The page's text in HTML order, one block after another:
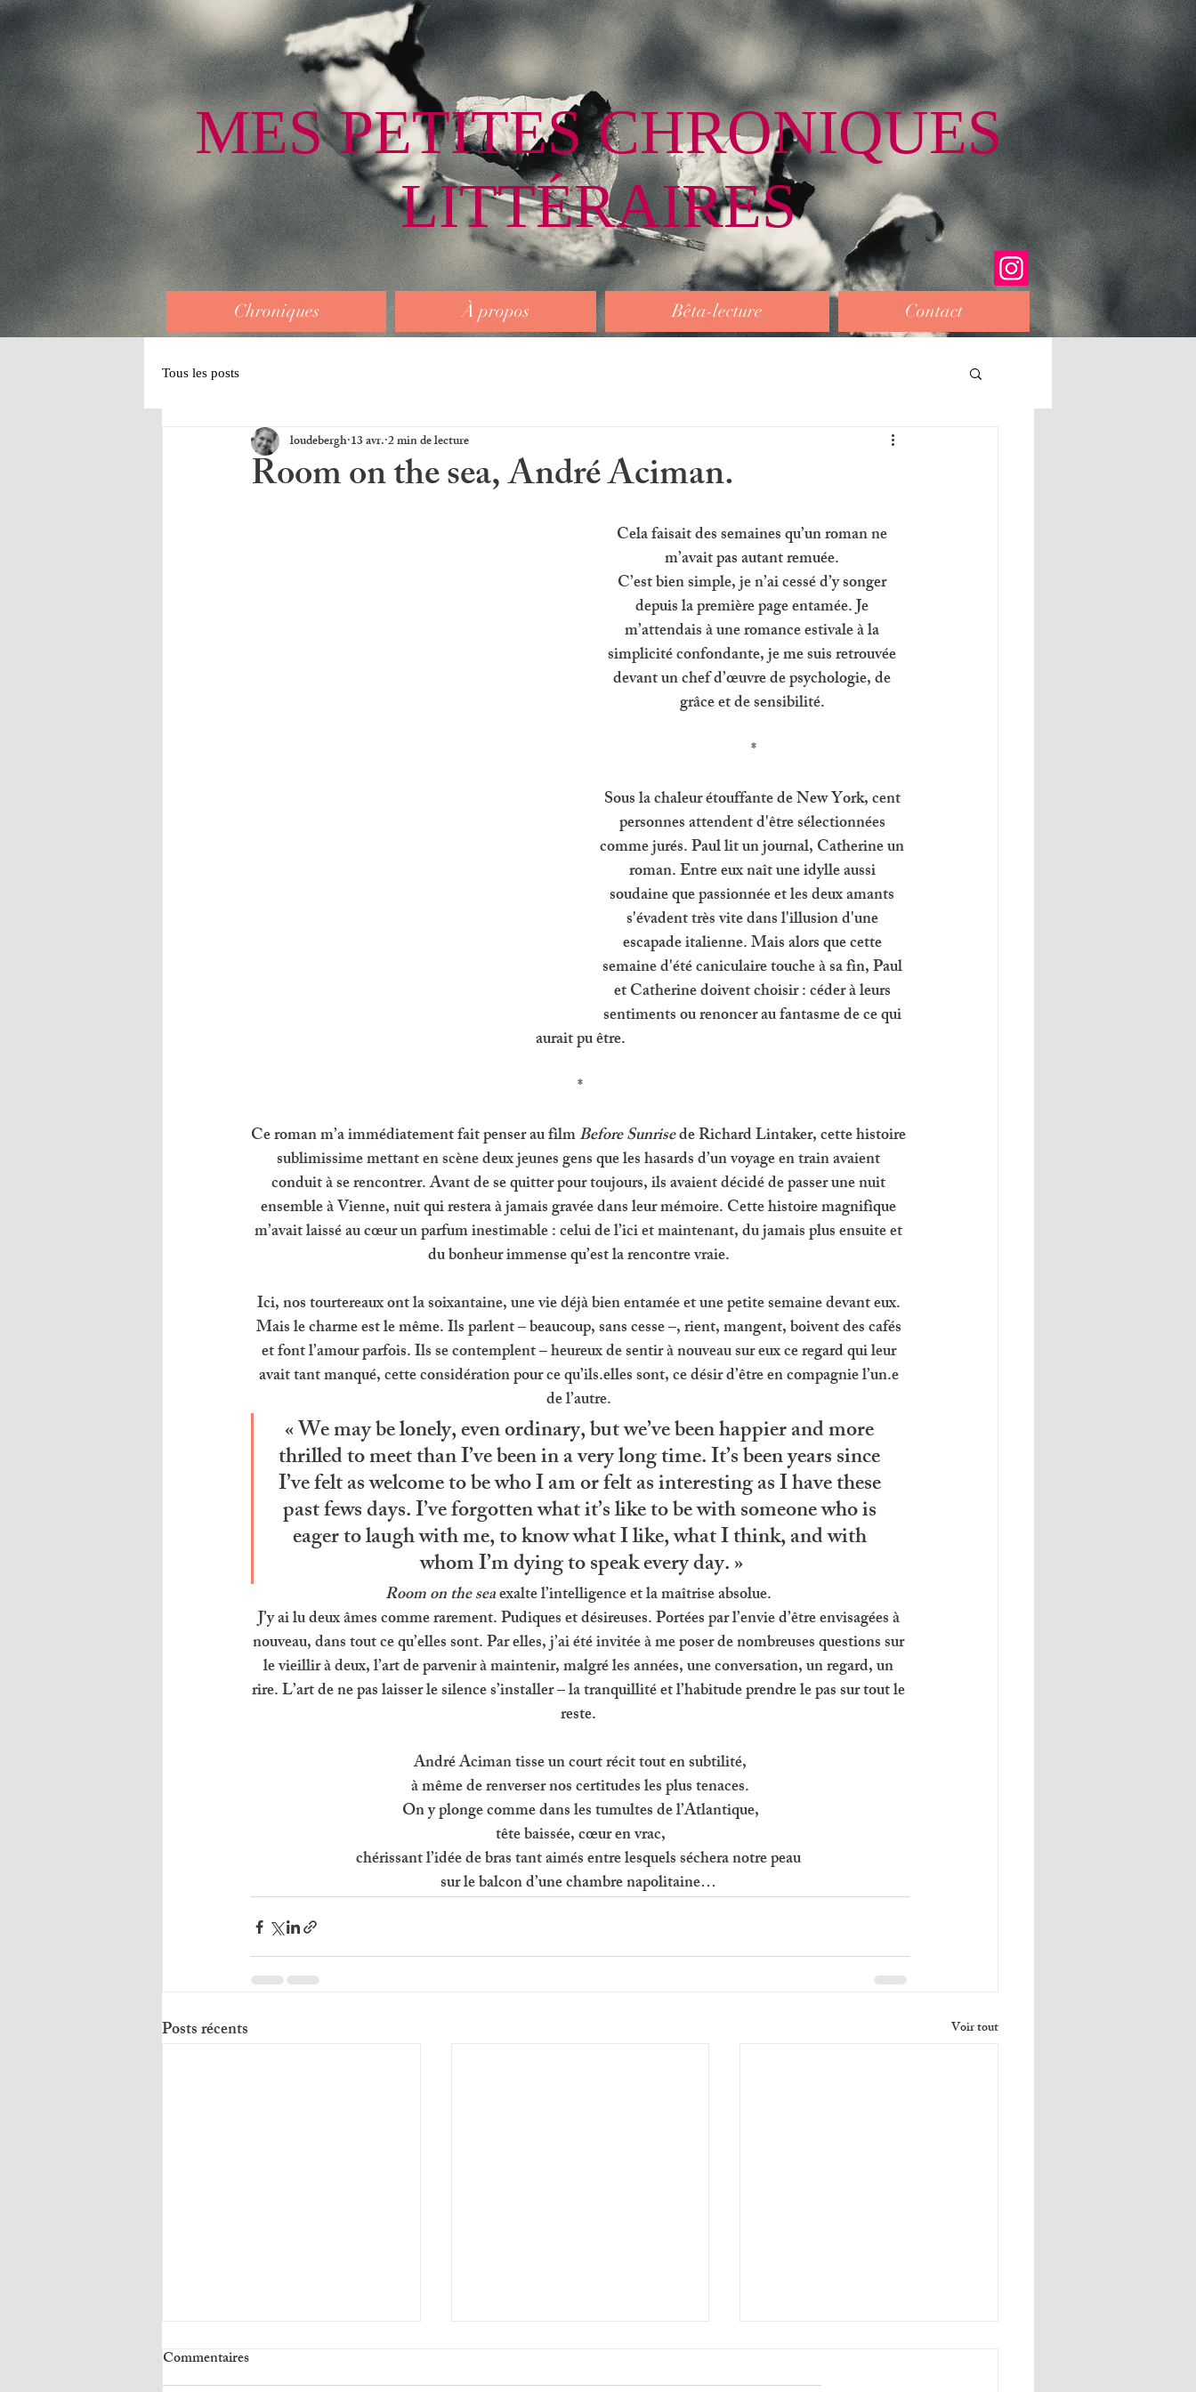
MES PETITES CHRONIQUES
LITTÉRAIRES
Chroniques À propos Bêta-lecture Contact
Tous les posts
Room on the sea, André Aciman.
loudebergh 13 avr. 2 min de lecture
Cela faisait des semaines qu’un roman ne
m’avait pas autant remuée.
C’est bien simple, je n’ai cessé d’y songer
depuis la première page entamée. Je
m’attendais à une romance estivale à la
simplicité confondante, je me suis retrouvée
devant un chef d’œuvre de psychologie, de
grâce et de sensibilité.
*
Sous la chaleur étouffante de New York, cent
personnes attendent d'être sélectionnées
comme jurés. Paul lit un journal, Catherine un
roman. Entre eux naît une idylle aussi
soudaine que passionnée et les deux amants
s'évadent très vite dans l'illusion d'une
escapade italienne. Mais alors que cette
semaine d'été caniculaire touche à sa fin, Paul
et Catherine doivent choisir : céder à leurs
sentiments ou renoncer au fantasme de ce qui
aurait pu être.
*
Ce roman m’a immédiatement fait penser au film Before Sunrise de Richard Lintaker, cette histoire
sublimissime mettant en scène deux jeunes gens que les hasards d’un voyage en train avaient
conduit à se rencontrer. Avant de se quitter pour toujours, ils avaient décidé de passer une nuit
ensemble à Vienne, nuit qui restera à jamais gravée dans leur mémoire. Cette histoire magnifique
m’avait laissé au cœur un parfum inestimable : celui de l’ici et maintenant, du jamais plus ensuite et
du bonheur immense qu’est la rencontre vraie.
Ici, nos tourtereaux ont la soixantaine, une vie déjà bien entamée et une petite semaine devant eux.
Mais le charme est le même. Ils parlent – beaucoup, sans cesse –, rient, mangent, boivent des cafés
et font l’amour parfois. Ils se contemplent – heureux de sentir à nouveau sur eux ce regard qui leur
avait tant manqué, cette considération pour ce qu’ils.elles sont, ce désir d’être en compagnie l’un.e
de l’autre.
« We may be lonely, even ordinary, but we’ve been happier and more
thrilled to meet than I’ve been in a very long time. It’s been years since
I’ve felt as welcome to be who I am or felt as interesting as I have these
past fews days. I’ve forgotten what it’s like to be with someone who is
eager to laugh with me, to know what I like, what I think, and with
whom I’m dying to speak every day. »
Room on the sea exalte l’intelligence et la maîtrise absolue.
J’y ai lu deux âmes comme rarement. Pudiques et désireuses. Portées par l’envie d’être envisagées à
nouveau, dans tout ce qu’elles sont. Par elles, j’ai été invitée à me poser de nombreuses questions sur
le vieillir à deux, l’art de parvenir à maintenir, malgré les années, une conversation, un regard, un
rire. L’art de ne pas laisser le silence s’installer – la tranquillité et l’habitude prendre le pas sur tout le
reste.
André Aciman tisse un court récit tout en subtilité,
à même de renverser nos certitudes les plus tenaces.
On y plonge comme dans les tumultes de l’Atlantique,
tête baissée, cœur en vrac,
chérissant l’idée de bras tant aimés entre lesquels séchera notre peau
sur le balcon d’une chambre napolitaine…
Posts récents Voir tout
Commentaires